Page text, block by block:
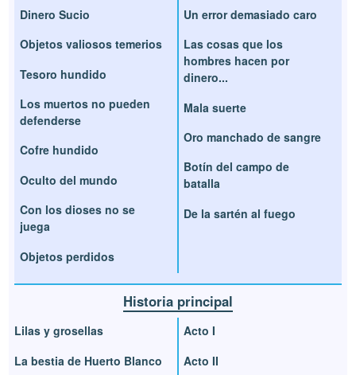
Dinero Sucio
Objetos valiosos temerios
Tesoro hundido
Los muertos no pueden
defenderse
Cofre hundido
Oculto del mundo
Con los dioses no se
juega
Objetos perdidos
Un error demasiado caro
Las cosas que los
hombres hacen por
dinero...
Mala suerte
Oro manchado de sangre
Botín del campo de
batalla
De la sartén al fuego
Historia principal
Lilas y grosellas
La bestia de Huerto Blanco
Acto I
Acto II